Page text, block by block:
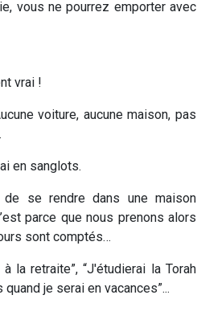
vous ne pourrez emporter avec
vrai !
voiture, aucune maison, pas
en sanglots.
se rendre dans une maison
parce que nous prenons alors
sont comptés…
la retraite”, “J'étudierai la Torah
je serai en vacances”...